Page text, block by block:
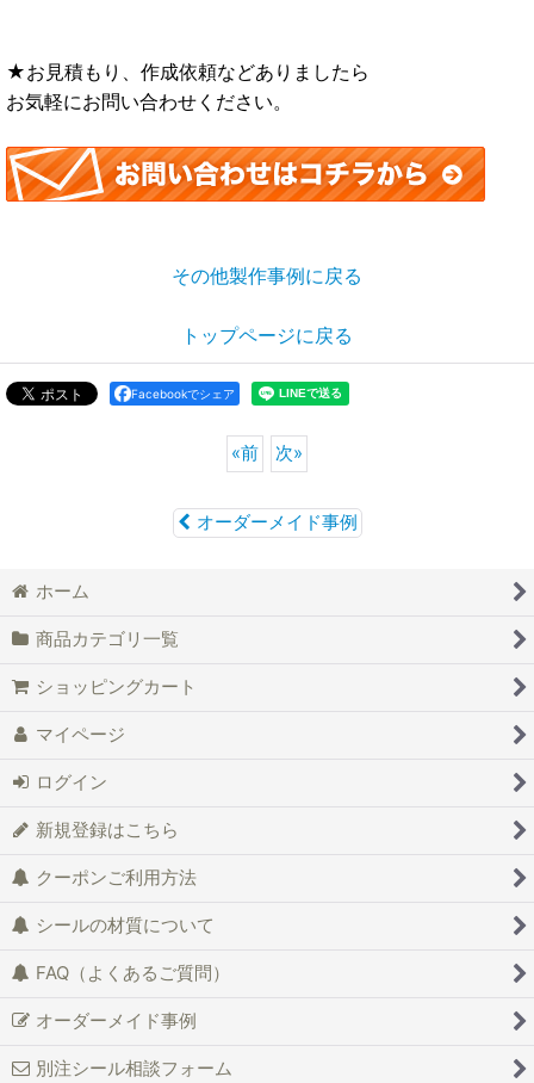
★お見積もり、作成依頼などありましたら
お気軽にお問い合わせください。
その他製作事例に戻る
トップページに戻る
Facebookでシェア
«前 次»
オーダーメイド事例
ホーム
商品カテゴリ一覧
ショッピングカート
マイページ
ログイン
新規登録はこちら
クーポンご利用方法
シールの材質について
FAQ（よくあるご質問）
オーダーメイド事例
別注シール相談フォーム